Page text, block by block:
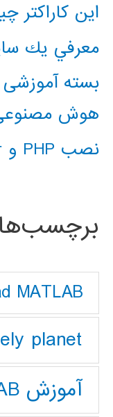
این کاراکتر
معرفي يك
بسته
هوش
نصب PHP و composer در ویندوز 10
برچسب‌ها
MATLAB
planet
آموزش MATLAB